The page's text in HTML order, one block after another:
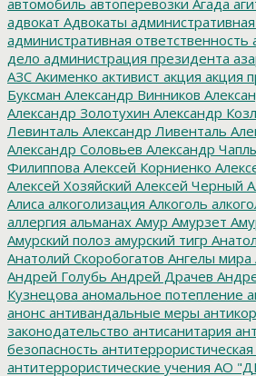
адвокат Адвокаты
административная ответственность
дело администрация президента
АЗС Акименко активист акция акция
Буксман Александр Винников
Александр Золотухин Александр
Левинталь Александр Ливенталь
Александр Соловьев Александр
Филиппова Алексей Корниенко
Алексей Хозяйский Алексей Черный
Алиса алкоголизация Алкоголь
аллергия альманах Амур Амурзет
Амурский полоз амурский тигр
Анатолий Скоробогатов Ангелы мира
Андрей Голубь Андрей Драчев
Кузнецова аномальное потепление
анонс антивандальные меры
законодательство антисанитария
безопасность
антитеррористические учения АО